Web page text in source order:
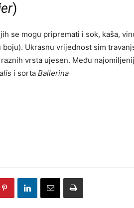
)
se mogu pripremati i sok, kaša,
Ukrasnu vrijednost sim
vrsta ujesen. Među
i sorta Ballerina